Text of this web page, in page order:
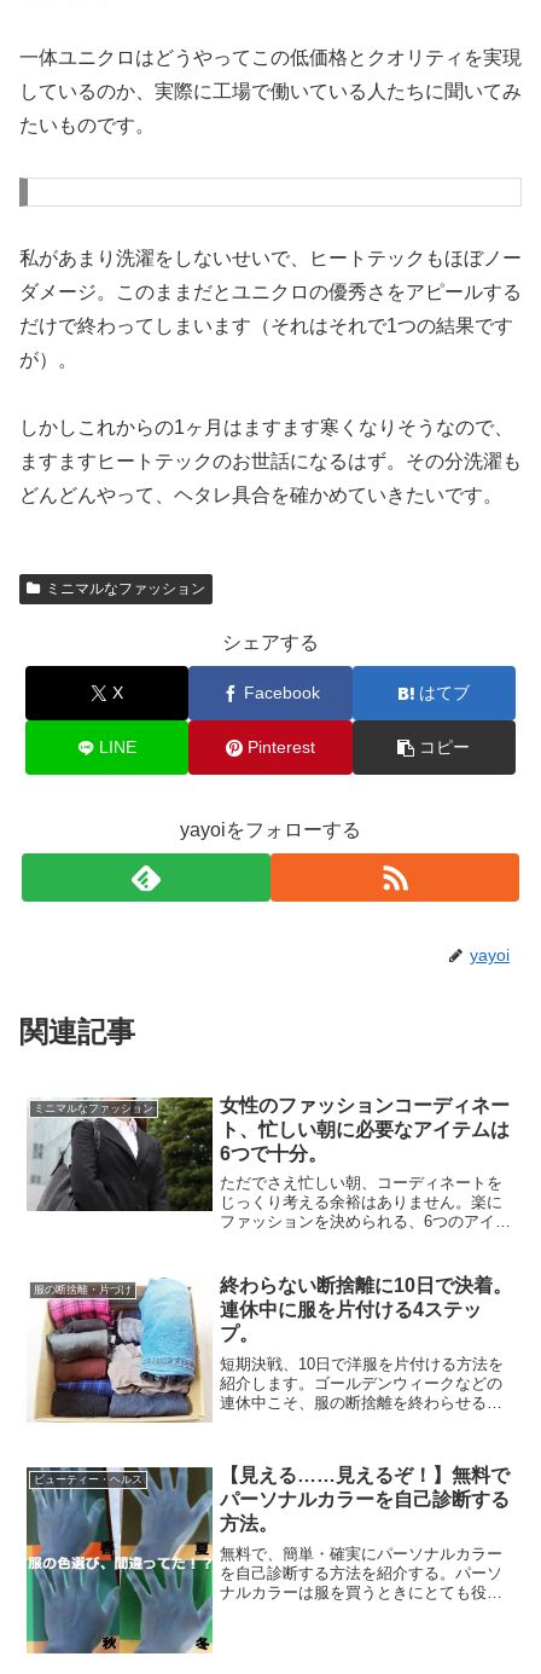
一体ユニクロはどうやってこの低価格とクオリティを実現
しているのか、実際に工場で働いている人たちに聞いてみ
たいものです。
私があまり洗濯をしないせいで、ヒートテックもほぼノー
ダメージ。このままだとユニクロの優秀さをアピールする
だけで終わってしまいます（それはそれで1つの結果です
が）。
しかしこれからの1ヶ月はますます寒くなりそうなので、
ますますヒートテックのお世話になるはず。その分洗濯も
どんどんやって、ヘタレ具合を確かめていきたいです。
ミニマルなファッション
シェアする
X Facebook はてブ
LINE Pinterest コピー
yayoiをフォローする
yayoi
関連記事
ミニマルなファッション
女性のファッションコーディネー
ト、忙しい朝に必要なアイテムは
6つで十分。
ただでさえ忙しい朝、コーディネートを
じっくり考える余裕はありません。楽に
ファッションを決められる、6つのアイテ
了。毎日着こなしに悩んだら、まずは6つ
の必要なアイテムを...
服の断捨離・片づけ
終わらない断捨離に10日で決着。
連休中に服を片付ける4ステッ
プ。
短期決戦、10日で洋服を片付ける方法を
紹介します。ゴールデンウィークなどの
連休中こそ、服の断捨離を終わらせるチ
ん。10日で終わると思え...
ビューティー・ヘルス
【見える……見えるぞ！】無料で
パーソナルカラーを自己診断する
方法。
無料で、簡単・確実にパーソナルカラー
を自己診断する方法を紹介する。パーソ
ナルカラーは服を買うときにとても役立